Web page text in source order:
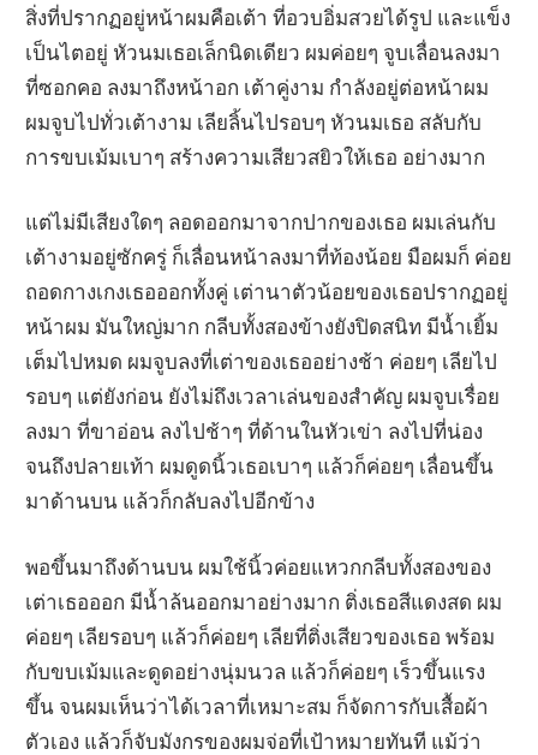
สิ่งที่ปรากฏอยู่หน้าผมคือเต้า ที่อวบอิ่มสวยได้รูป และแข็ง
เป็นไตอยู่ หัวนมเธอเล็กนิดเดียว ผมค่อยๆ จูบเลื่อนลงมา
ที่ซอกคอ ลงมาถึงหน้าอก เต้าคู่งาม กำลังอยู่ต่อหน้าผม
ผมจูบไปทั่วเต้างาม เลียลิ้นไปรอบๆ หัวนมเธอ สลับกับ
การขบเม้มเบาๆ สร้างความเสียวสยิวให้เธอ อย่างมาก
แต่ไม่มีเสียงใดๆ ลอดออกมาจากปากของเธอ ผมเล่นกับ
เต้างามอยู่ซักครู่ ก็เลื่อนหน้าลงมาที่ท้องน้อย มือผมก็ ค่อย
ถอดกางเกงเธอออกทั้งคู่ เต่านาตัวน้อยของเธอปรากฏอยู่
หน้าผม มันใหญ่มาก กลีบทั้งสองข้างยังปิดสนิท มีน้ำเยิ้ม
เต็มไปหมด ผมจูบลงที่เต่าของเธออย่างช้า ค่อยๆ เลียไป
รอบๆ แต่ยังก่อน ยังไม่ถึงเวลาเล่นของสำคัญ ผมจูบเรื่อย
ลงมา ที่ขาอ่อน ลงไปช้าๆ ที่ด้านในหัวเข่า ลงไปที่น่อง
จนถึงปลายเท้า ผมดูดนิ้วเธอเบาๆ แล้วก็ค่อยๆ เลื่อนขึ้น
มาด้านบน แล้วก็กลับลงไปอีกข้าง
พอขึ้นมาถึงด้านบน ผมใช้นิ้วค่อยแหวกกลีบทั้งสองของ
เต่าเธอออก มีน้ำล้นออกมาอย่างมาก ติ่งเธอสีแดงสด ผม
ค่อยๆ เลียรอบๆ แล้วก็ค่อยๆ เลียที่ติ่งเสียวของเธอ พร้อม
กับขบเม้มและดูดอย่างนุ่มนวล แล้วก็ค่อยๆ เร็วขึ้นแรง
ขึ้น จนผมเห็นว่าได้เวลาที่เหมาะสม ก็จัดการกับเสื้อผ้า
ตัวเอง แล้วก็จับมังกรของผมจ่อที่เป้าหมายทันที แม้ว่า